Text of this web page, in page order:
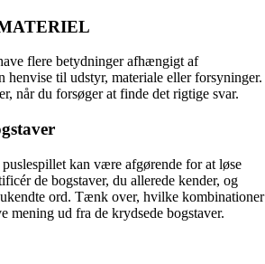
flere betydninger afhængigt af
henvise til udstyr, materiale eller forsyninger.
når du forsøger at finde det rigtige svar.
kan være afgørende for at løse
de bogstaver, du allerede kender, og
ord. Tænk over, hvilke kombinationer
mening ud fra de krydsede bogstaver.